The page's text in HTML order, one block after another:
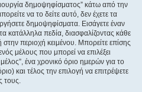
δημοψηφίσματος” κάτω από την
να το δείτε αυτό, δεν έχετε τα
δημοψηφίσματα. Εισάγετε έναν
κατάλληλα πεδία, διασφαλίζοντας κάθε
περιοχή κειμένου. Μπορείτε επίσης
μέλους που μπορεί να επιλέξει
ένα χρονικό όριο ημερών για το
και τέλος την επιλογή να επιτρέψετε
τους.